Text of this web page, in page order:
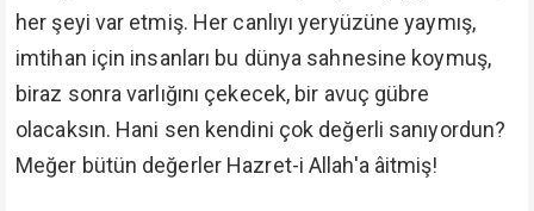
her şeyi var etmiş. Her canlıyı yeryüzüne yaymış,
imtihan için insanları bu dünya sahnesine koymuş,
biraz sonra varlığını çekecek, bir avuç gübre
olacaksın. Hani sen kendini çok değerli sanıyordun?
Meğer bütün değerler Hazret-i Allah'a âitmiş!